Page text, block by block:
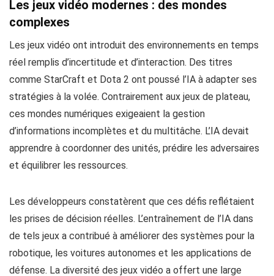
Les jeux vidéo modernes : des mondes
complexes
Les jeux vidéo ont introduit des environnements en temps
réel remplis d’incertitude et d’interaction. Des titres
comme StarCraft et Dota 2 ont poussé l’IA à adapter ses
stratégies à la volée. Contrairement aux jeux de plateau,
ces mondes numériques exigeaient la gestion
d’informations incomplètes et du multitâche. L’IA devait
apprendre à coordonner des unités, prédire les adversaires
et équilibrer les ressources.
Les développeurs constatèrent que ces défis reflétaient
les prises de décision réelles. L’entraînement de l’IA dans
de tels jeux a contribué à améliorer des systèmes pour la
robotique, les voitures autonomes et les applications de
défense. La diversité des jeux vidéo a offert une large